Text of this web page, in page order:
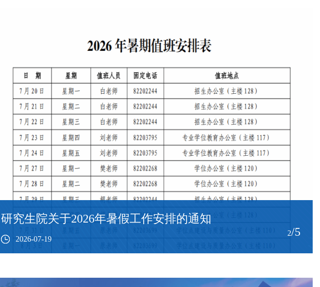
我校召开2026年研究生招生工作总结会暨2027年研究生招
生宣传启动会
2026-07-06
3/5